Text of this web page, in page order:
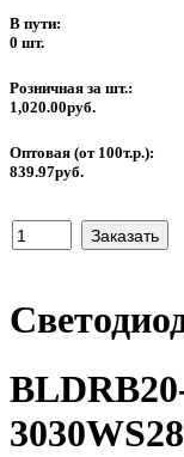
В пути:
0 шт.
Розничная за шт.:
1,020.00руб.
Оптовая (от 100т.р.):
839.97руб.